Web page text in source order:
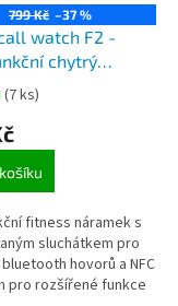
799 Kč –37 %
watch F2 -
chytrý
a bluetooth
s funkcí NFC
(7 ks)
fitness náramek s
sluchátkem pro
hovorů a NFC
pro rozšířené funkce